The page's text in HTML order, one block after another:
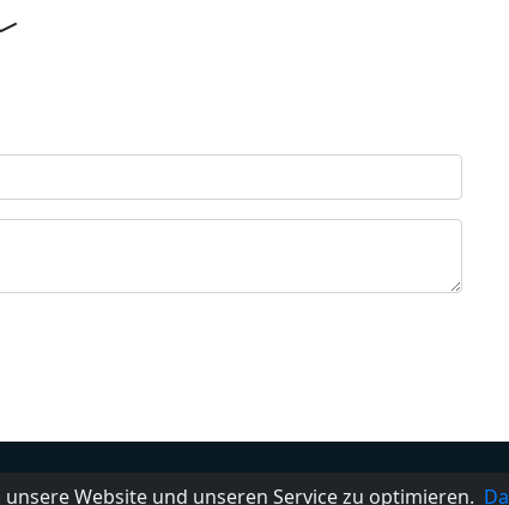
Impressum Kontakt
Website und unseren Service zu optimieren.